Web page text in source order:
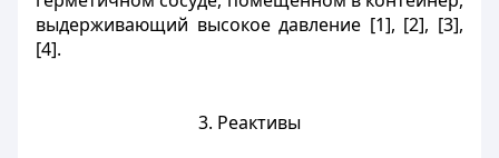
выдерживающий высокое давление [1], [2], [3],
[4].
3. Реактивы